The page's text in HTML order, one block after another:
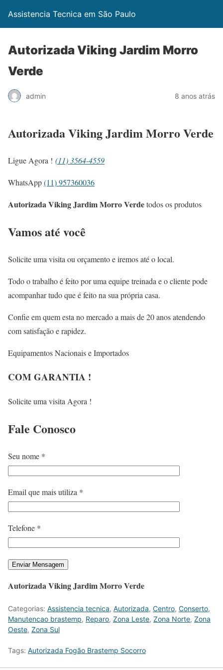
Assistencia Tecnica em São Paulo
Autorizada Viking Jardim Morro
Verde
admin 8 anos atrás
Autorizada Viking Jardim Morro Verde
Ligue Agora ! (11) 3564-4559
WhatsApp(11) 957360036
Autorizada Viking Jardim Morro Verdetodos os produtos
Vamos até você
Solicite uma visita ou orçamento e iremos até o local.
Todo o trabalho é feito por uma equipe treinada e o cliente pode
acompanhar tudo que é feito na sua própria casa.
Confie em quem esta no mercado a mais de 20 anos atendendo
com satisfação e rapidez.
Equipamentos Nacionais e Importados
COM GARANTIA !
Solicite uma visita Agora !
Fale Conosco
Seu nome *
Email que mais utiliza *
Telefone *
Autorizada Viking Jardim Morro Verde
Categorias: Assistencia tecnica, Autorizada, Centro, Conserto,
Manutencao brastemp, Reparo, Zona Leste, Zona Norte, Zona
Oeste, Zona Sul
Tags: Autorizada Fogão Brastemp Socorro